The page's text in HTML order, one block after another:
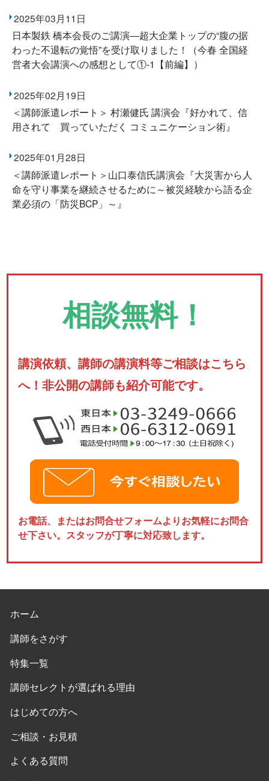
2025年03月11日
日本製鉄 橋本会長のご講演―超大企業トップの“腹の据
わった不退転の覚悟”を受け取りました！（今春 全国経
営者大会講演への感想として①-1【前編】）
2025年02月19日
＜講師派遣レポート＞ 村瀬健氏 講演会『好かれて、信
用されて 買っていただく コミュニケーション術』
2025年01月28日
＜講師派遣レポート＞山口泰信氏講演会『大災害から人
命を守り事業を継続させるために～被災経験から語る企
業必須の「防災BCP」～』
相談無料！
講演依頼、講師の講演料等ご相談はこちら
へ！非公開の講師も紹介可能です。
お電話、またはお問合せフォームよりお気軽にお問合
せ下さい。スタッフが丁寧に対応致します。
ホーム
講師をさがす
特集一覧
講師セレクトが選ばれる理由
はじめての方へ
ご相談・お見積
よくある質問